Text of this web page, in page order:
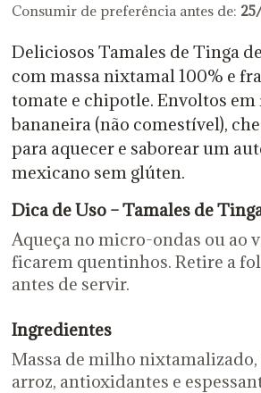
Consumir de preferência antes de:
Deliciosos Tamales de Tinga
com massa nixtamal 100% e
tomate e chipotle. Envoltos em
bananeira (não comestível),
para aquecer e saborear um
mexicano sem glúten.
Dica de Uso – Tamales de
Aqueça no micro-ondas ou ao
ficarem quentinhos. Retire a
antes de servir.
Ingredientes
Massa de milho
arroz, antioxidantes e